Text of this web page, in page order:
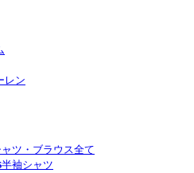
レン
ャツ・ブラウス全て
半袖シャツ